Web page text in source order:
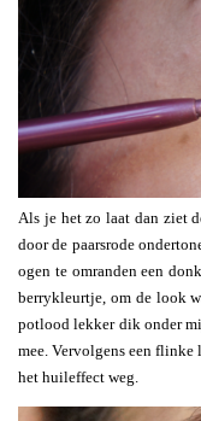
Als je het zo laat dan ziet
door de paarsrode
ogen te omranden een
berrykleurtje, om de look
potlood lekker dik onder
mee. Vervolgens een
het huileffect weg.